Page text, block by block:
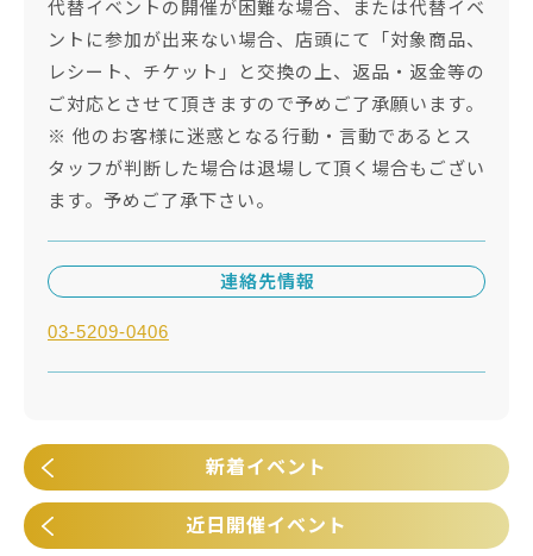
代替イベントの開催が困難な場合、または代替イベ
ントに参加が出来ない場合、店頭にて「対象商品、
レシート、チケット」と交換の上、返品・返金等の
ご対応とさせて頂きますので予めご了承願います。
※ 他のお客様に迷惑となる行動・言動であるとス
タッフが判断した場合は退場して頂く場合もござい
ます。予めご了承下さい。
連絡先情報
03-5209-0406
新着イベント
近日開催イベント